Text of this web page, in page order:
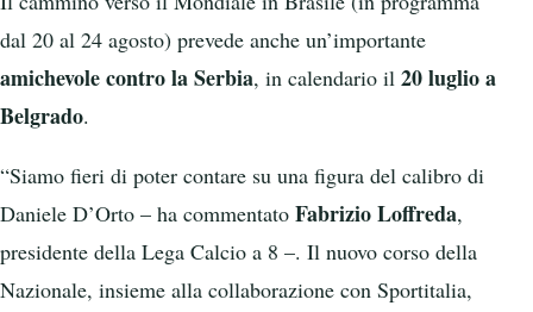
dal 20 al 24 agosto) prevede anche un’importante
amichevole contro la Serbia, in calendario il 20 luglio a
Belgrado.
“Siamo fieri di poter contare su una figura del calibro di
Daniele D’Orto – ha commentato Fabrizio Loffreda,
presidente della Lega Calcio a 8 –. Il nuovo corso della
Nazionale, insieme alla collaborazione con Sportitalia,